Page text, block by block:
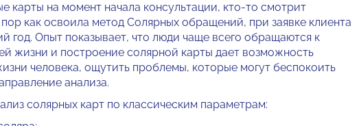
карты на момент начала консультации, кто-то смотрит
как освоила метод Солярных обращений, при заявке клиента
год. Опыт показывает, что люди чаще всего обращаются к
жизни и построение солярной карты дает возможность
человека, ощутить проблемы, которые могут беспокоить
анализа.
солярных карт по классическим параметрам: